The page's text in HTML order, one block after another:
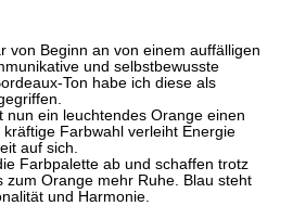
von Beginn an von einem auffälligen
und selbstbewusste
Ton habe ich diese als
nun ein leuchtendes Orange einen
Farbwahl verleiht Energie
auf sich.
Farbpalette ab und schaffen trotz
zum Orange mehr Ruhe. Blau steht
und Harmonie.